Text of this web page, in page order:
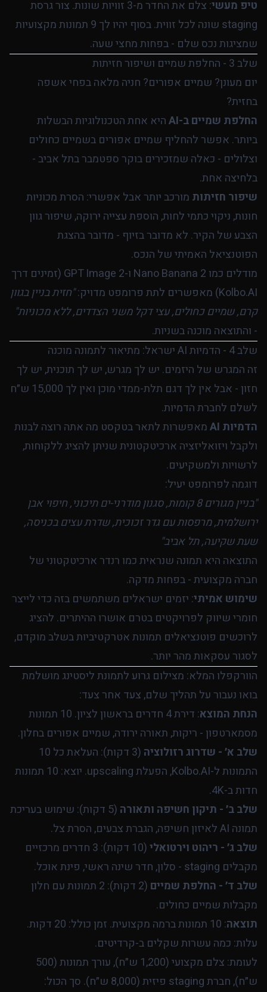
טיפ מעשי
: צלם את החדר מ-3 זוויות שונות. צור גרסת
staging שונה לכל זווית. בסוף יהיו לך 9 תמונות מקצועיות
שמציגות נכס שלם - בפחות מחצי שעה.
שלב 3 - החלפת שמיים ושיפור חזיתות
יום מעונן? שמיים אפורים? חניה מלאה בפחי אשפה
בחזית?
החלפת שמיים ב-AI
היא אחת הטכנולוגיות הבשלות
ביותר. אפשר להחליף שמיים אפורים בשמיים כחולים
וצלולים - כאלה שמזכירים בוקר ספטמבר בתל אביב -
בלחיצה אחת.
שיפור חזיתות מורכב יותר אבל אפשרי: הסרת מכוניות
חונות, ניקוי כתמי לחות, הוספת עצייה ירוקה, שיפור גוון
הצבע של הקיר. לא מדובר בזיוף - מדובר בהצגת
הפוטנציאל האמיתי של הנכס.
מודלים כמו Nano Banana 2 ו-GPT Image 2 (זמינים דרך
Kolbo.AI) מאפשרים לתת פרומפט מדויק:
"חזית בניין בגוון
קרם, שמיים כחולים, עצי דקל משני הצדדים, ללא מכוניות"
- והתוצאה מוכנה בשניות.
שלב 4 - הדמיות AI ישראל: מתיאור לתמונה מוכנה
זה המגרש של היזמים. יש לך מגרש, יש לך תוכנית, יש לך
חזון - אבל אין לך דגם תלת-ממדי מוכן ואין לך 15,000 ש״ח
לשלם לחברת הדמיות.
הדמיות AI
מאפשרות לתאר בטקסט מה אתה רוצה לבנות
ולקבל ויזואליזציה ארכיטקטונית שניתן להציג ללקוחות,
לרשויות ולמשקיעים.
דוגמה לפרומפט יעיל:
"בניין מגורים 8 קומות, סגנון מודרני-ים תיכוני, חיפוי אבן
ירושלמית, מרפסות עם גדר זכוכית, שדרת עצים בכניסה,
שעת שקיעה, תל אביב"
התוצאה היא תמונה שנראית כמו רנדר ארכיטקטוני של
חברה מקצועית - בפחות מדקה.
שימוש אמיתי: יזמים ישראלים משתמשים בזה כדי לייצר
חומרי שיווק לפרויקטים בטרם אושרו ההיתרים. להציג
לרוכשים פוטנציאלים תמונות אטרקטיביות בשלב מוקדם,
לסגור עסקאות מהר יותר.
הוורקפלו המלא: מצילום גרוע לתמונת ליסטינג מושלמת
בואו נעבור על תהליך שלם, צעד אחר צעד:
הנחת המוצא
: דירת 4 חדרים בראשון לציון. 10 תמונות
מסמארטפון - ריקות, תאורה ירודה, שמיים אפורים בחלון.
שלב א׳ - שדרוג רזולוציה
(3 דקות): העלאת כל 10
התמונות ל-Kolbo.AI, הפעלת upscaling. יוצא: 10 תמונות
חדות ב-4K.
שלב ב׳ - תיקון חשיפה ותאורה
(5 דקות): שימוש בעריכת
תמונה AI לאיזון חשיפה, הגברת צבעים, הסרת צל.
שלב ג׳ - ריהוט וירטואלי
(10 דקות): 3 חדרים מרכזיים
מקבלים staging - סלון, חדר שינה ראשי, פינת אוכל.
שלב ד׳ - החלפת שמיים
(2 דקות): 2 תמונות עם חלון
מקבלות שמיים כחולים.
תוצאה
: 10 תמונות ברמה מקצועית. זמן כולל: 20 דקות.
עלות: כמה עשרות שקלים ב-קרדיטים.
לעומת: צלם מקצועי (1,200 ש״ח), עורך תמונות (500
ש״ח), חברת staging פיזית (8,000 ש״ח). סך הכול: